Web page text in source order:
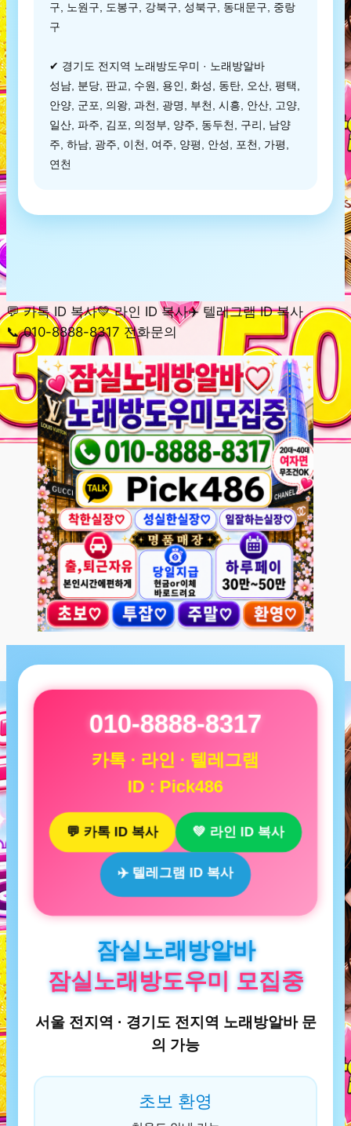
구, 노원구, 도봉구, 강북구, 성북구, 동대문구, 중랑
구
✔ 경기도 전지역 노래방도우미 · 노래방알바
성남, 분당, 판교, 수원, 용인, 화성, 동탄, 오산, 평택,
안양, 군포, 의왕, 과천, 광명, 부천, 시흥, 안산, 고양,
일산, 파주, 김포, 의정부, 양주, 동두천, 구리, 남양
주, 하남, 광주, 이천, 여주, 양평, 안성, 포천, 가평,
연천
💬 카톡 ID 복사💚 라인 ID 복사✈️ 텔레그램 ID 복사
📞 010-8888-8317 전화문의
010-8888-8317
카톡 · 라인 · 텔레그램
ID : Pick486
💬 카톡 ID 복사 💚 라인 ID 복사
✈️ 텔레그램 ID 복사
잠실노래방알바
잠실노래방도우미 모집중
서울 전지역 · 경기도 전지역 노래방알바 문
의 가능
초보 환영